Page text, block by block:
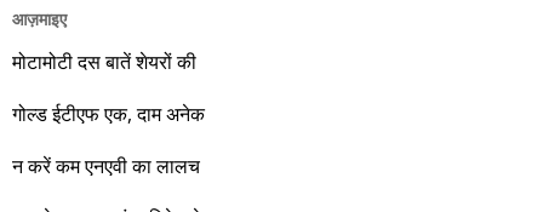
वो रहे या कोई और आए, अगले दस साल भारतीय अर्थव्यवस्था के लिए
जबरदस्त प्रगति के साल होने जा रहे हैं। इस दौरान एक साल में दोगुना ही
आएंगे। दूसरे आपको बस उल्लू बनाएंगे। केवल हम ही हैं जो पूरी ईमानदारी
और सत्यनिष्ठा से आपके लिए निवेश के हर रविवार को शानदार मौके लेकर
आज़माइए
मोटामोटी दस बातें शेयरों की
गोल्ड ईटीएफ एक, दाम अनेक
न करें कम एनएवी का लालच